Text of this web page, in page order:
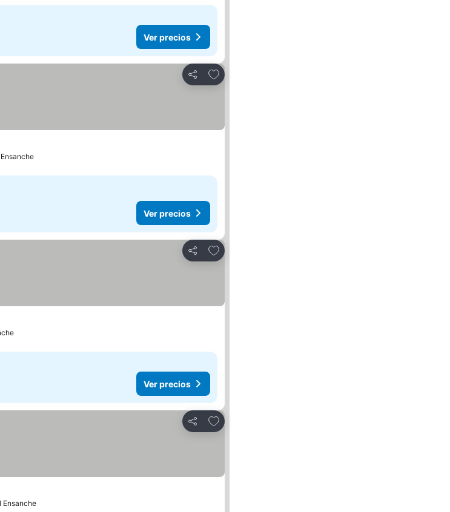
Ver precios
Compartir
Añadir a favoritos
Ver precios
Compartir
Añadir a favoritos
Ver precios
Compartir
Añadir a favoritos
Ensanche